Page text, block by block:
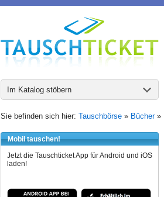
Im Katalog stöbern
Sie befinden sich hier: Tauschbörse » Bücher»
Mobil tauschen!
Jetzt die Tauschticket App für Android und iOS
laden!